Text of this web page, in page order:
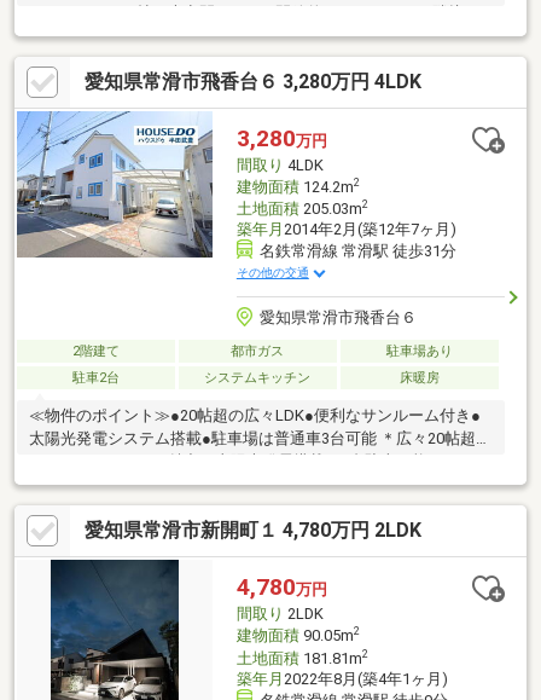
ています。太陽光発電や床暖房、食洗機など、毎日の暮らしを快
適にしつつ家計にも優しい充実の設備が魅力の4LDKです。≪周辺
環境のポイント≫●敷地約62坪・駐車3台可●飛香台中央バス停ま
で徒歩2分●緑豊かな高台の閑静な住宅街＊敷地面積は約62坪とゆ
とりがあり、駐車場も普通車3台分をしっかり確保しています。緑
豊かで陽当りの良い高台の住宅街で穏やかな新生活が始められま
す。
愛知県常滑市飛香台６ 3,280万円 4LDK
3,280万円
間取り 4LDK
建物面積124.2m2
土地面積205.03m2
築年月 2014年2月(築12年7ヶ月)
名鉄常滑線 常滑駅 徒歩31分
その他の交通
愛知県常滑市飛香台６
2階建て 都市ガス
駐車場あり
駐車2台
システムキッチン 床暖房
≪物件のポイント≫●20帖超の広々LDK●便利なサンルーム付き●
太陽光発電システム搭載●駐車場は普通車3台可能 ＊広々20帖超の
≪周辺環境のポイント≫●バス停まで徒歩2分です●緑豊かな落ち
着いた住宅地●高台に位置し陽当り良好 ＊バス停徒歩2分でアクセ
ス良好！緑豊かな高台に位置し、陽当り良好な住環境です。
愛知県常滑市新開町１ 4,780万円 2LDK
4,780万円
間取り 2LDK
建物面積90.05m2
土地面積181.81m2
築年月 2022年8月(築4年1ヶ月)